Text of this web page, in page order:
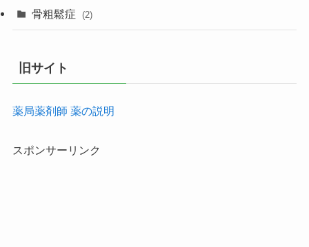
骨粗鬆症 (2)
旧サイト
薬局薬剤師 薬の説明
スポンサーリンク